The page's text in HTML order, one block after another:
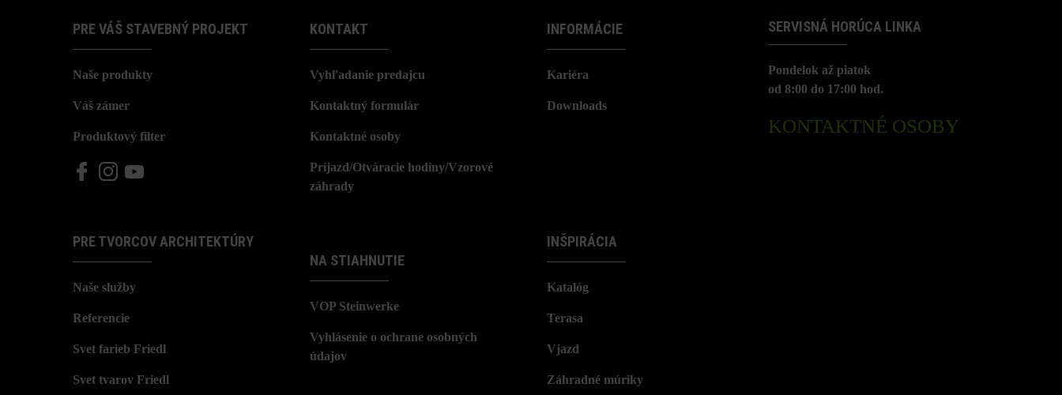
PRE VÁŠ STAVEBNÝ PROJEKT
Naše produkty
Váš zámer
Produktový filter
PRE TVORCOV ARCHITEKTÚRY
Naše služby
Referencie
Svet farieb Friedl
Svet tvarov Friedl
KONTAKT
Vyhľadanie predajcu
Kontaktný formulár
Kontaktné osoby
Príjazd/Otváracie hodiny/Vzorové
záhrady
NA STIAHNUTIE
VOP Steinwerke
Vyhlásenie o ochrane osobných
údajov
INFORMÁCIE
Kariéra
Downloads
INŠPIRÁCIA
Katalóg
Terasa
Vjazd
Záhradné múriky
SERVISNÁ HORÚCA LINKA
Pondelok až piatok
od 8:00 do 17:00 hod.
KONTAKTNÉ OSOBY